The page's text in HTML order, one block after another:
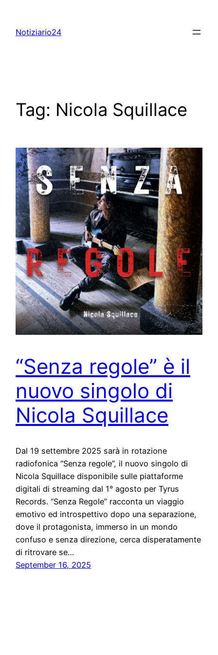
content
Notiziario24
Tag: Nicola Squillace
“Senza regole” è il
nuovo singolo di
Nicola Squillace
Dal 19 settembre 2025 sarà in rotazione
radiofonica “Senza regole”, il nuovo singolo di
Nicola Squillace disponibile sulle piattaforme
digitali di streaming dal 1° agosto per Tyrus
Records. “Senza Regole” racconta un viaggio
emotivo ed introspettivo dopo una separazione,
dove il protagonista, immerso in un mondo
confuso e senza direzione, cerca disperatamente
di ritrovare se…
September 16, 2025